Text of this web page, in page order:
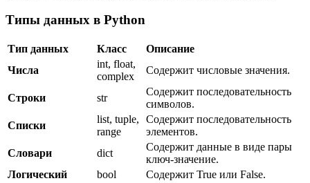
Типы данных в Python
Тип данных Класс
Описание
Числа
int, float,
complex
Содержит числовые значения.
Строки str
Содержит последовательность
символов.
Списки
list, tuple,
range
Содержит последовательность
элементов.
Словари
dict
Содержит данные в виде пары
ключ-значение.
Логический
bool
Содержит True или False.